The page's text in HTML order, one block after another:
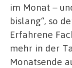
im Monat –
bislang“, so
Erfahrene
mehr in der
Monatsende